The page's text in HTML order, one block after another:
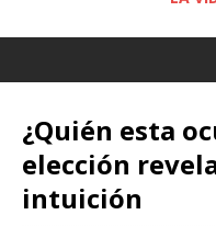
¿Quién esta
elección
intuición